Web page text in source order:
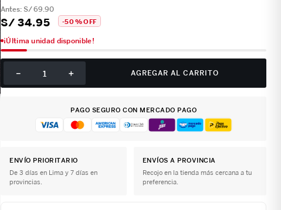
S/69.90
S/ 34.95 -50 %OFF
¡Última unidad disponible!
＋
－ AGREGAR AL CARRITO
PAGO SEGURO CON MERCADO PAGO
ENVÍO PRIORITARIO
De 3 días en Lima y 7 días en
provincias.
ENVÍOS A PROVINCIA
Recojo en la tienda más cercana a tu
preferencia.